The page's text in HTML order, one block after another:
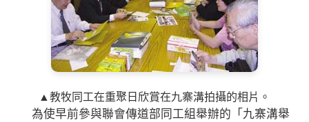
▲教牧同工在重聚日欣賞在九寨溝拍攝的相片。
為使早前參與聯會傳道部同工組舉辦的「九寨溝舉